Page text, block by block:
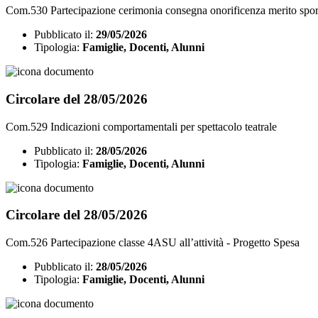
Com.530 Partecipazione cerimonia consegna onorificenza merito
Pubblicato il: 29/05/2026
Tipologia: Famiglie, Docenti, Alunni
Circolare del 28/05/2026
Com.529 Indicazioni comportamentali per spettacolo teatrale
Pubblicato il: 28/05/2026
Tipologia: Famiglie, Docenti, Alunni
Circolare del 28/05/2026
Com.526 Partecipazione classe 4ASU all’attività - Progetto Spesa
Pubblicato il: 28/05/2026
Tipologia: Famiglie, Docenti, Alunni